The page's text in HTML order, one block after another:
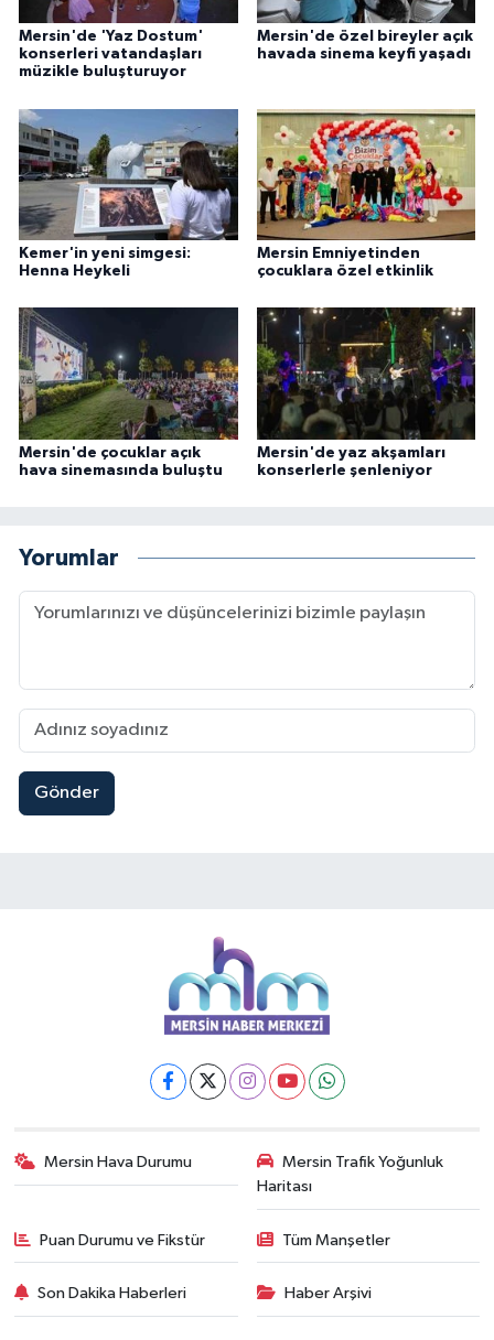
Mersin'de 'Yaz Dostum'
konserleri vatandaşları
müzikle buluşturuyor
Mersin'de özel bireyler açık
havada sinema keyfi yaşadı
Kemer'in yeni simgesi:
Henna Heykeli
Mersin Emniyetinden
çocuklara özel etkinlik
Mersin'de çocuklar açık
hava sinemasında buluştu
Mersin'de yaz akşamları
konserlerle şenleniyor
Yorumlar
Gönder
Mersin Hava Durumu
Mersin Trafik Yoğunluk
Haritası
Puan Durumu ve Fikstür Tüm Manşetler
Son Dakika Haberleri Haber Arşivi